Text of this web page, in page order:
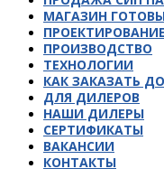
МАГАЗИН
ПРОЕКТИРОВАНИЕ
ПРОИЗВОДСТВО
ТЕХНОЛОГИИ
КАК ЗАКАЗАТЬ
ДЛЯ ДИЛЕРОВ
НАШИ ДИЛЕРЫ
СЕРТИФИКАТЫ
ВАКАНСИИ
КОНТАКТЫ